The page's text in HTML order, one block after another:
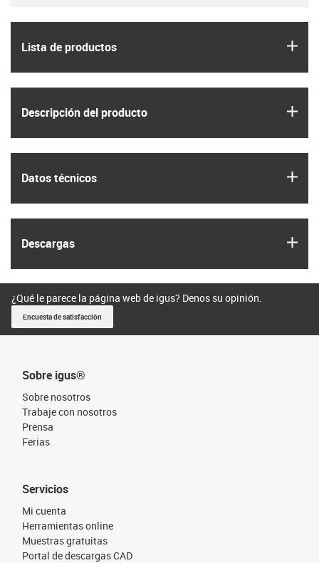
Lista de productos
Descripción del producto
Datos técnicos
Descargas
¿Qué le parece la página web de igus? Denos su opinión.
Encuesta de satisfacción
Sobre igus®
Sobre nosotros
Trabaje con nosotros
Prensa
Ferias
Servicios
Mi cuenta
Herramientas online
Muestras gratuitas
Portal de descargas CAD